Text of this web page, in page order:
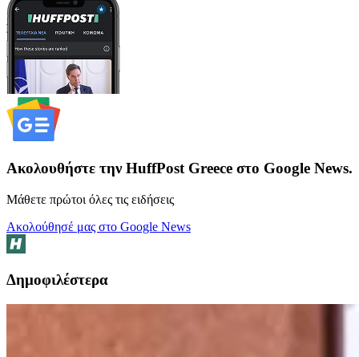
Ακολουθήστε την HuffPost Greece στο Google News.
Μάθετε πρώτοι όλες τις ειδήσεις
Ακολούθησέ μας στο Google News
Δημοφιλέστερα